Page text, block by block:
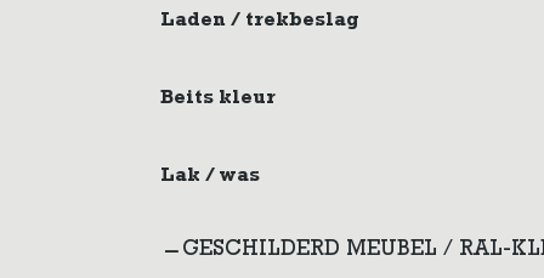
Laden / trekbeslag
Beits kleur
Lak / was
GESCHILDERD MEUBEL / RAL-